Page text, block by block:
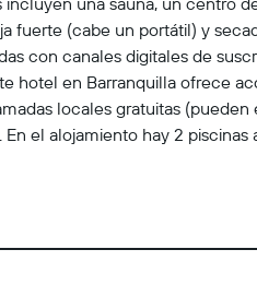
fuerte (cabe un portátil) y
con canales digitales de
hotel en Barranquilla ofrece
locales gratuitas
el alojamiento hay 2 piscinas